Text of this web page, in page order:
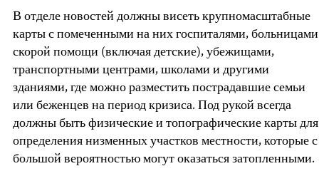
В отделе новостей должны висеть крупномасштабные
карты с помеченными на них госпиталями, больницами
скорой помощи (включая детские), убежищами,
транспортными центрами, школами и другими
зданиями, где можно разместить пострадавшие семьи
или беженцев на период кризиса. Под рукой всегда
должны быть физические и топографические карты для
определения низменных участков местности, которые с
большой вероятностью могут оказаться затопленными.